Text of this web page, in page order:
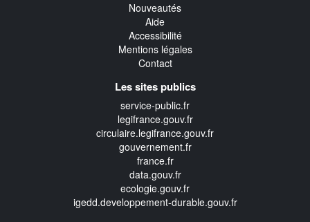
Nouveautés
Aide
Accessibilité
Mentions légales
Contact
Les sites publics
service-public.fr
legifrance.gouv.fr
circulaire.legifrance.gouv.fr
gouvernement.fr
france.fr
data.gouv.fr
ecologie.gouv.fr
igedd.developpement-durable.gouv.fr